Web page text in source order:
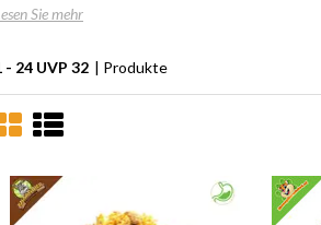
Sie mehr
- 24 UVP 32 | Produkte